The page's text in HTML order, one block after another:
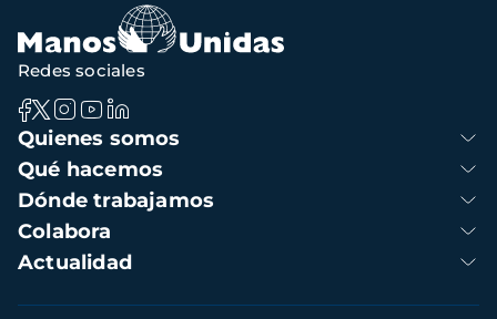
Navegación
principal
Quienes somos
Qué hacemos
Dónde trabajamos
Colabora
Actualidad
Redes sociales